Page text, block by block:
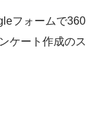
フォームで360
ケート作成のス